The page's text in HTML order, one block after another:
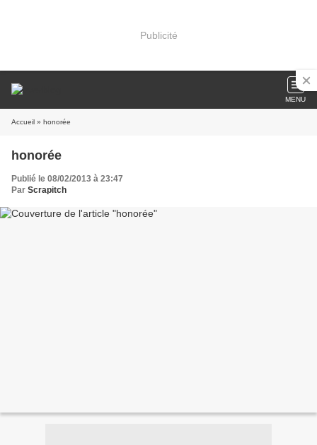
Publicité
MENU
Accueil » honorée
honorée
Publié le 08/02/2013 à 23:47
Par Scrapitch